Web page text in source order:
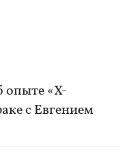
опыте «Х-
с Евгением